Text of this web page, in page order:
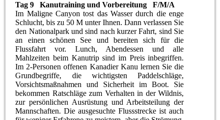
Tag 9 Kanutraining und Vorbereitung F/M/A
Im Maligne Canyon tost das Wasser durch die enge
Schlucht, bis zu 50 M unter Ihnen. Dann verlassen Sie
den Nationalpark und sind nach kurzer Fahrt, sind Sie
an einen schönen See und bereiten sich für die
Flussfahrt vor. Lunch, Abendessen und alle
Mahlzeiten beim Kanutrip sind im Preis inbegriffen.
Im 2-Personen offenen Kanadier Kanu lernen Sie die
Grundbegriffe, die wichtigsten Paddelschläge,
Vorsichtsmaßnahmen und Sicherheit im Boot. Sie
bekommen Ratschläge zum Verhalten in der Wildnis,
zur persönlichen Ausrüstung und Arbeitsteilung der
Mannschaften. Die ausgesuchte Flussstrecke ist auch